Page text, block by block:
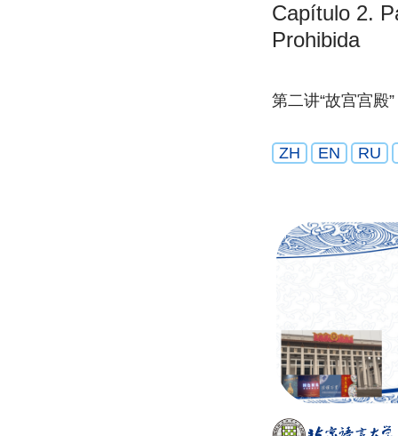
Capítulo 2.
Prohibida
第二讲“故宫宫殿”
ZH EN RU